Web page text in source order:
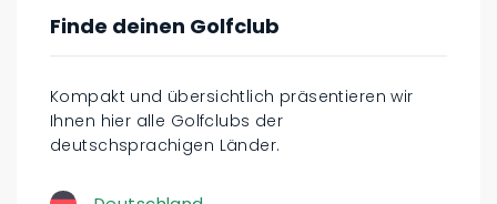
Finde deinen Golfclub
Kompakt und übersichtlich präsentieren wir
Ihnen hier alle Golfclubs der
deutschsprachigen Länder.